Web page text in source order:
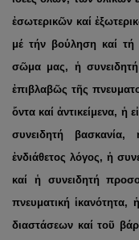
ἐσωτερικῶν καί
μέ τήν βούληση καί
σῶμα μας, ἡ
ἐπιβλαβῶς τῆς
ὄντα καί ἀντικείμενα, ἡ
συνειδητή
ἐνδιάθετος λόγος, ἡ
καί ἡ συνειδητή
πνευματική ἱκανότητα,
διαστάσεων καί τοῦ